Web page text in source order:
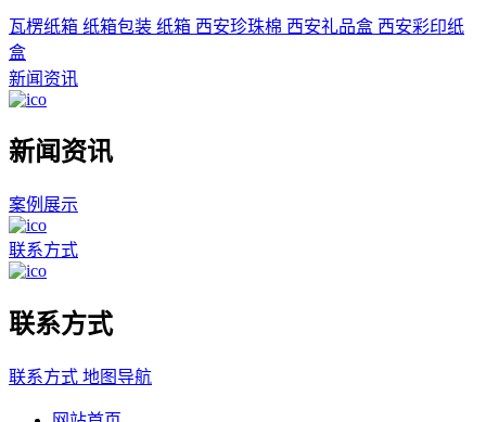
瓦楞纸箱 纸箱包装 纸箱 西安珍珠棉 西安礼品盒 西安彩印纸
盒
新闻资讯
新闻资讯
案例展示
联系方式
联系方式
联系方式 地图导航